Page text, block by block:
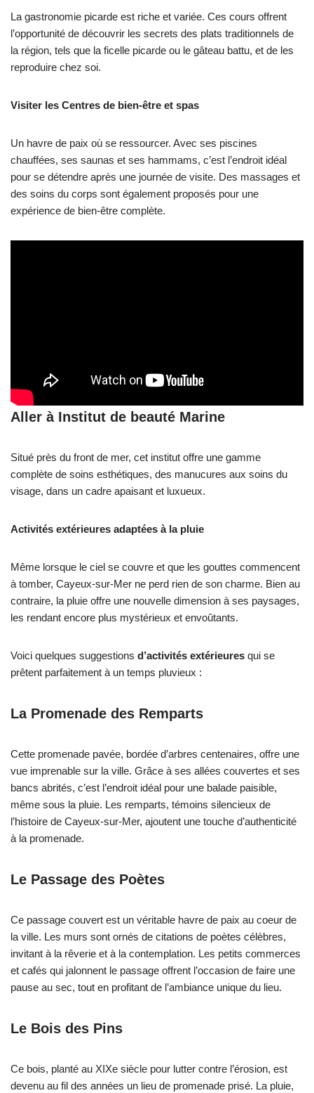
La gastronomie picarde est riche et variée. Ces cours offrent
l’opportunité de découvrir les secrets des plats traditionnels de
la région, tels que la ficelle picarde ou le gâteau battu, et de les
reproduire chez soi.
Visiter les Centres de bien-être et spas
Un havre de paix où se ressourcer. Avec ses piscines
chauffées, ses saunas et ses hammams, c’est l’endroit idéal
pour se détendre après une journée de visite. Des massages et
des soins du corps sont également proposés pour une
expérience de bien-être complète.
Aller à Institut de beauté Marine
Situé près du front de mer, cet institut offre une gamme
complète de soins esthétiques, des manucures aux soins du
visage, dans un cadre apaisant et luxueux.
Activités extérieures adaptées à la pluie
Même lorsque le ciel se couvre et que les gouttes commencent
à tomber, Cayeux-sur-Mer ne perd rien de son charme. Bien au
contraire, la pluie offre une nouvelle dimension à ses paysages,
les rendant encore plus mystérieux et envoûtants.
Voici quelques suggestions d’activités extérieures qui se
prêtent parfaitement à un temps pluvieux :
La Promenade des Remparts
Cette promenade pavée, bordée d’arbres centenaires, offre une
vue imprenable sur la ville. Grâce à ses allées couvertes et ses
bancs abrités, c’est l’endroit idéal pour une balade paisible,
même sous la pluie. Les remparts, témoins silencieux de
l’histoire de Cayeux-sur-Mer, ajoutent une touche d’authenticité
à la promenade.
Le Passage des Poètes
Ce passage couvert est un véritable havre de paix au coeur de
la ville. Les murs sont ornés de citations de poètes célèbres,
invitant à la rêverie et à la contemplation. Les petits commerces
et cafés qui jalonnent le passage offrent l’occasion de faire une
pause au sec, tout en profitant de l’ambiance unique du lieu.
Le Bois des Pins
Ce bois, planté au XIXe siècle pour lutter contre l’érosion, est
devenu au fil des années un lieu de promenade prisé. La pluie,